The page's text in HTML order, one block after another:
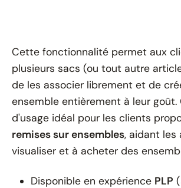
Cette fonctionnalité permet aux
plusieurs sacs (ou tout autre
de les associer librement et de
ensemble entièrement à leur goût.
d'usage idéal pour les clients
remises sur ensembles, aidant les
visualiser et à acheter des
Disponible en expérience PLP